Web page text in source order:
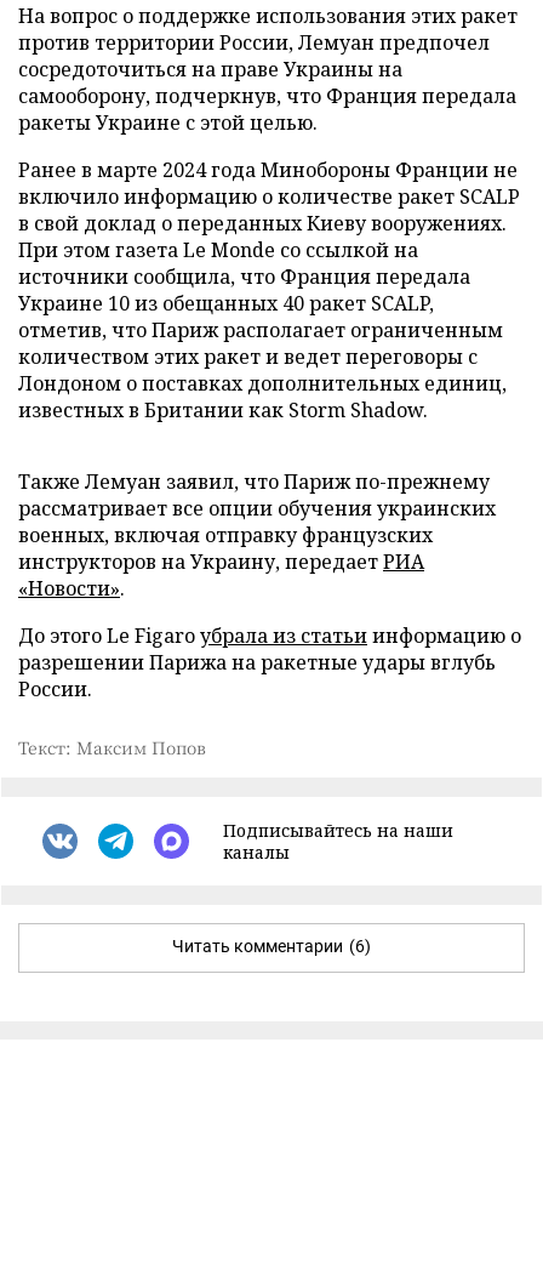
На вопрос о поддержке использования этих ракет
против территории России, Лемуан предпочел
сосредоточиться на праве Украины на
самооборону, подчеркнув, что Франция передала
ракеты Украине с этой целью.
Ранее в марте 2024 года Минобороны Франции не
включило информацию о количестве ракет SCALP
в свой доклад о переданных Киеву вооружениях.
При этом газета Le Monde со ссылкой на
источники сообщила, что Франция передала
Украине 10 из обещанных 40 ракет SCALP,
отметив, что Париж располагает ограниченным
количеством этих ракет и ведет переговоры с
Лондоном о поставках дополнительных единиц,
известных в Британии как Storm Shadow.
Также Лемуан заявил, что Париж по-прежнему
рассматривает все опции обучения украинских
военных, включая отправку французских
инструкторов на Украину, передаетРИА
«Новости».
До этого Le Figaroубрала из статьиинформацию о
разрешении Парижа на ракетные удары вглубь
России.
Текст: Максим Попов
Подписывайтесь на наши
каналы
Читать комментарии (6)